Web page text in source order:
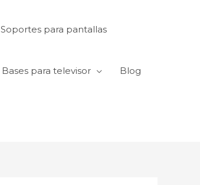
Soportes para pantallas
Bases para televisor Blog